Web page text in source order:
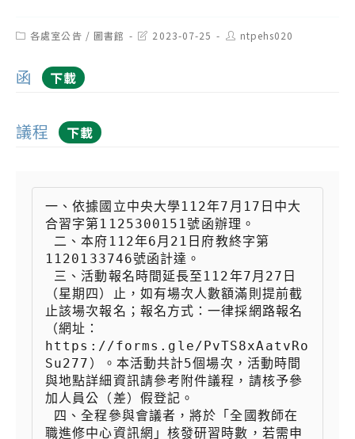
Post各處室公告 / 圖書館
Post2023-07-25
Post
author:
ntpehs020
函 下載
議程 下載
一、依據國立中央大學112年7月17日中大
合習字第1125300151號函辦理。
1120133746號函計達。
（星期四）止，如有場次人數額滿則提前截
止該場次報名；報名方式：一律採網路報名
（網址：
https://forms.gle/PvTS8xAatvRo
Su277）。本活動共計5個場次，活動時間
與地點詳細資訊請參考附件議程，請核予參
加人員公（差）假登記。
職進修中心資訊網」核發研習時數，若需申